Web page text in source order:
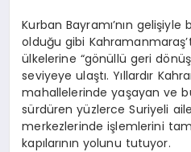
Kurban Bayramı’nın
olduğu gibi
ülkelerine “gönüllü geri
seviyeye ulaştı. Yıllardır
mahallelerinde yaşayan ve
sürdüren yüzlerce Suriyeli
merkezlerinde işlemlerini
kapılarının yolunu tutuyor.